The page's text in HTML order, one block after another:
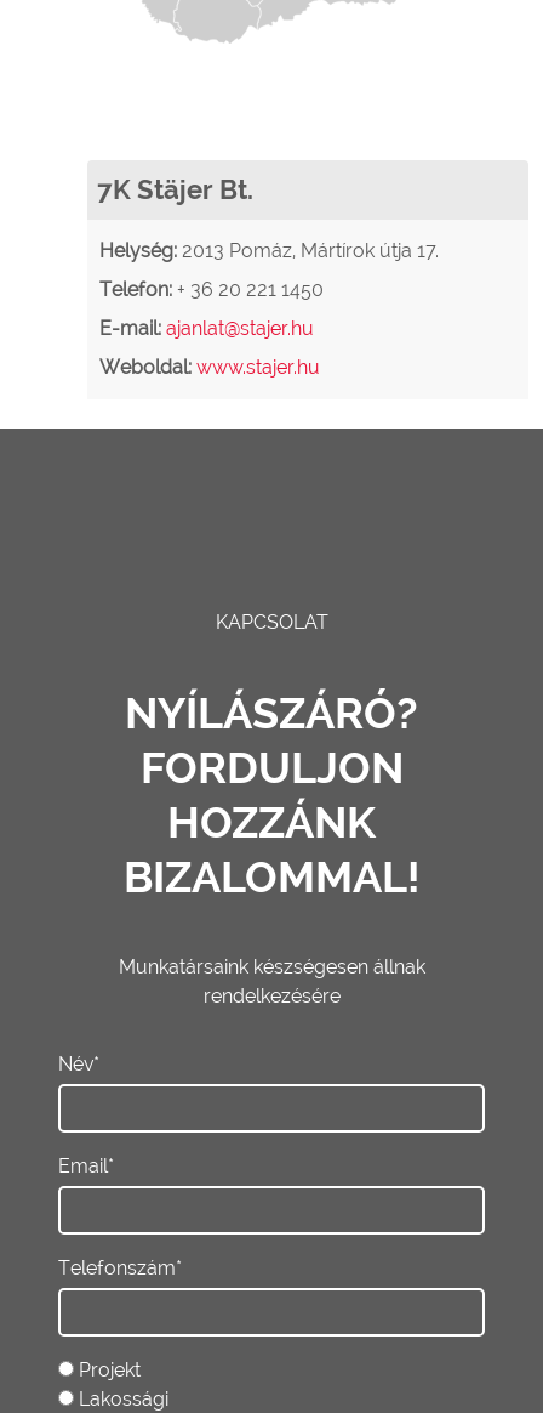
7K Stäjer Bt.
Helység: 2013 Pomáz, Mártírok útja 17.
Telefon: + 36 20 221 1450
E-mail: ajanlat@stajer.hu
Weboldal: www.stajer.hu
KAPCSOLAT
NYÍLÁSZÁRÓ?
FORDULJON
HOZZÁNK
BIZALOMMAL!
Munkatársaink készségesen állnak
rendelkezésére
Név*
Email*
Telefonszám*
Projekt
Lakossági